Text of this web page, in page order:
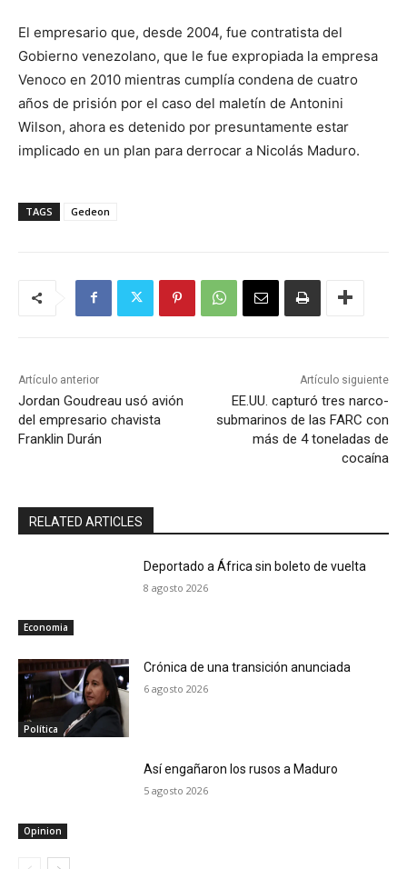
El empresario que, desde 2004, fue contratista del
Gobierno venezolano, que le fue expropiada la empresa
Venoco en 2010 mientras cumplía condena de cuatro
años de prisión por el caso del maletín de Antonini
Wilson, ahora es detenido por presuntamente estar
implicado en un plan para derrocar a Nicolás Maduro.
TAGS Gedeon
Artículo anterior
Jordan Goudreau usó avión
del empresario chavista
Franklin Durán
Artículo siguiente
EE.UU. capturó tres narco-
submarinos de las FARC con
más de 4 toneladas de
cocaína
RELATED ARTICLES
Economia
Deportado a África sin boleto de vuelta
8 agosto 2026
Política
Crónica de una transición anunciada
6 agosto 2026
Opinion
Así engañaron los rusos a Maduro
5 agosto 2026